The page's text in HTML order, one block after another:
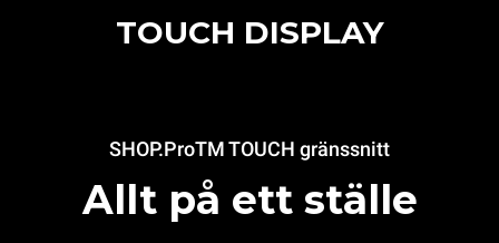
TOUCH DISPLAY
SHOP.ProTMTOUCH gränssnitt
Allt på ett ställe